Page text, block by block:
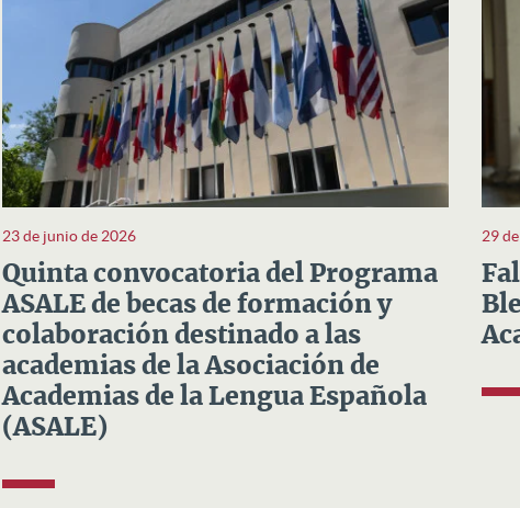
23 de junio de 2026
Quinta convocatoria del Programa
ASALE de becas de formación y
colaboración destinado a las
academias de la Asociación de
Academias de la Lengua Española
(ASALE)
29